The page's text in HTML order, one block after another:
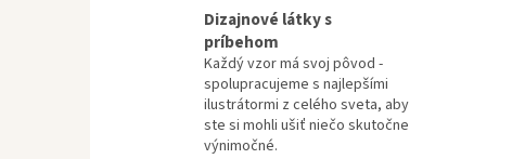
Dizajnové látky s
príbehom
Každý vzor má svoj pôvod -
spolupracujeme s najlepšími
ilustrátormi z celého sveta, aby
ste si mohli ušiť niečo skutočne
výnimočné.